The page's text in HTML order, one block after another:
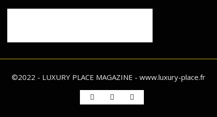
©2022 - LUXURY PLACE MAGAZINE - www.luxury-place.fr